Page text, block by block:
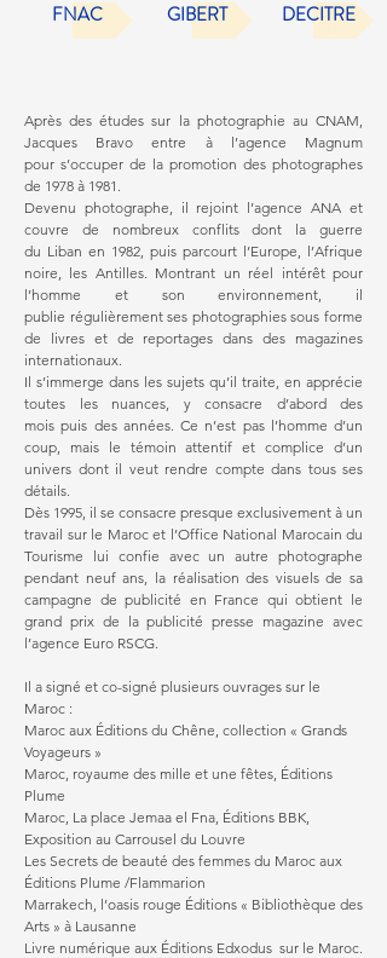
FNAC
GIBERT DECITRE
Après des études sur la photographie au CNAM,
Jacques Bravo entre à l’agence Magnum
pour s’occuper de la promotion des photographes
de 1978 à 1981.
Devenu photographe, il rejoint l’agence ANA et
couvre de nombreux conflits dont la guerre
du Liban en 1982, puis parcourt l’Europe, l’Afrique
noire, les Antilles. Montrant un réel intérêt pour
l’homme et son environnement, il
publie régulièrement ses photographies sous forme
de livres et de reportages dans des magazines
internationaux.
Il s’immerge dans les sujets qu’il traite, en apprécie
toutes les nuances, y consacre d’abord des
mois puis des années. Ce n’est pas l’homme d’un
coup, mais le témoin attentif et complice d’un
univers dont il veut rendre compte dans tous ses
détails.
Dès 1995, il se consacre presque exclusivement à un
travail sur le Maroc et l’Office National Marocain du
Tourisme lui confie avec un autre photographe
pendant neuf ans, la réalisation des visuels de sa
campagne de publicité en France qui obtient le
grand prix de la publicité presse magazine avec
l’agence Euro RSCG.
Il a signé et co-signé plusieurs ouvrages sur le
Maroc :
Maroc aux Éditions du Chêne, collection « Grands
Voyageurs »
Maroc, royaume des mille et une fêtes, Éditions
Plume
Maroc, La place Jemaa el Fna, Éditions BBK,
Exposition au Carrousel du Louvre
Les Secrets de beauté des femmes du Maroc aux
Éditions Plume /Flammarion
Marrakech, l’oasis rouge Éditions « Bibliothèque des
Arts » à Lausanne
Livre numérique aux Éditions Edxodus sur le Maroc.